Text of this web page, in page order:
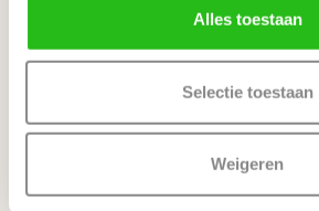
Alles toestaan
Selectie toestaan
Weigeren
Ons team staat klaar om je te helpen
Showroom